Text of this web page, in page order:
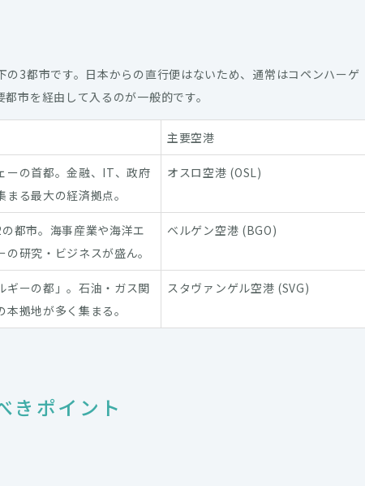
3都市です。日本からの直行便はないため、通常はコペンハーゲ
市を経由して入るのが一般的です。
主要空港
ーの首都。金融、IT、政府
まる最大の経済拠点。
オスロ空港 (OSL)
都市。海事産業や海洋エ
の研究・ビジネスが盛ん。
ベルゲン空港 (BGO)
ギーの都」。石油・ガス関
本拠地が多く集まる。
スタヴァンゲル空港 (SVG)
きポイント